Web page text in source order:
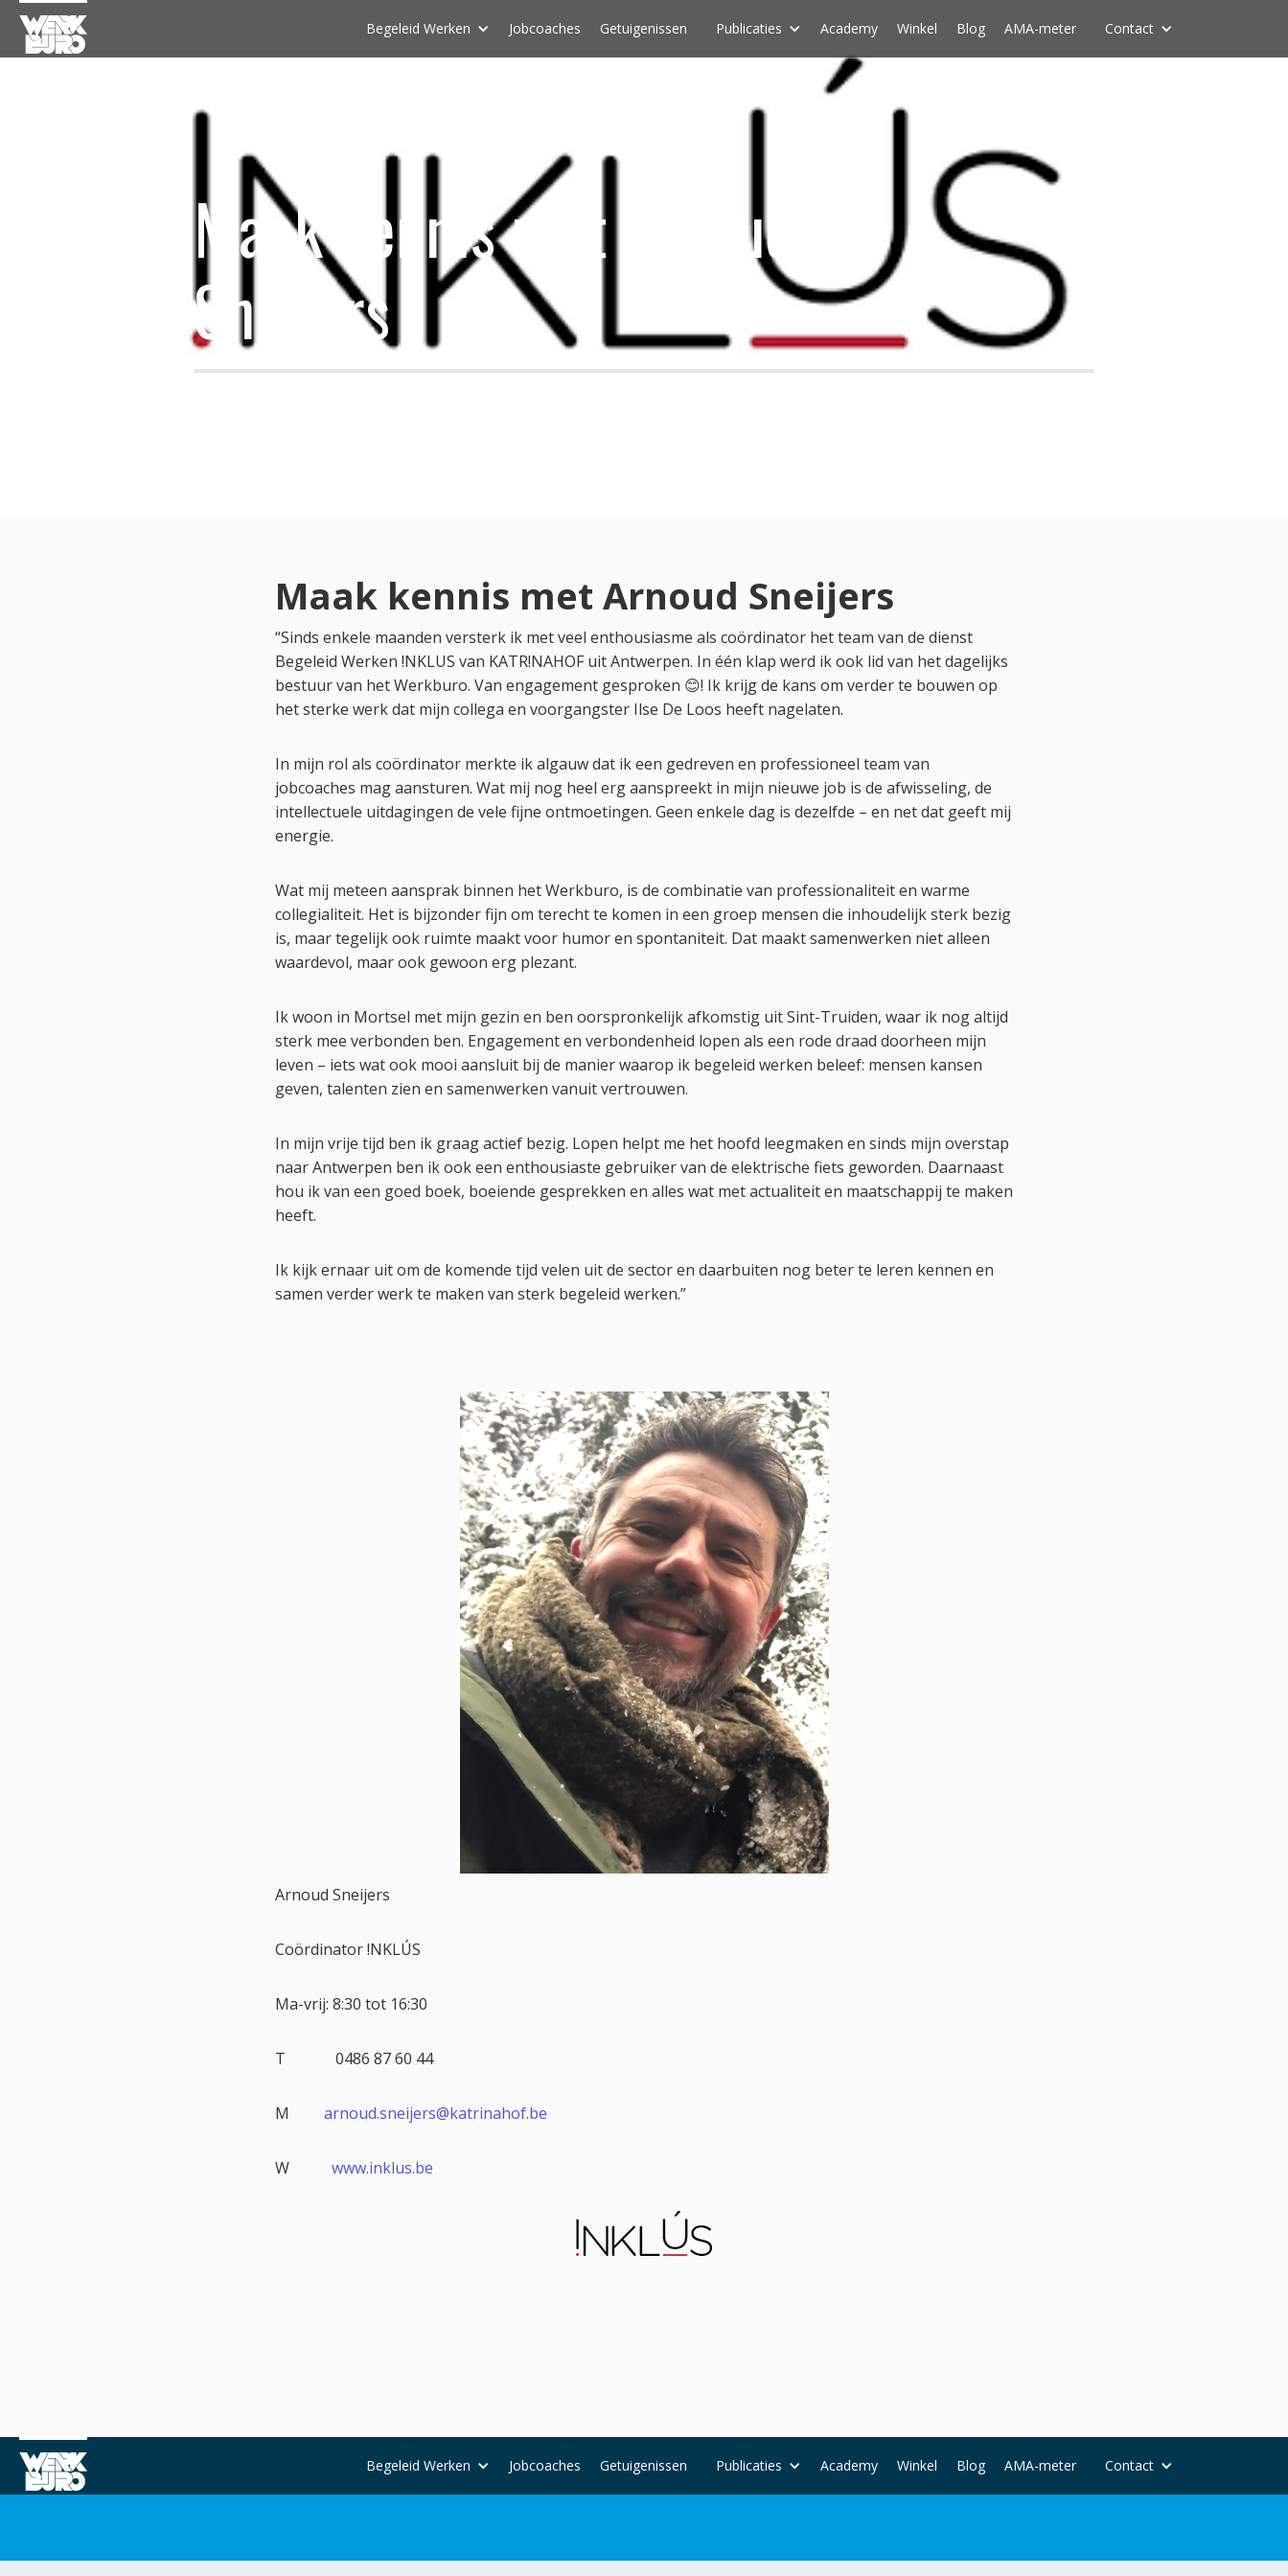
Begeleid Werken Jobcoaches Getuigenissen Publicaties Academy Winkel Blog AMA-meter Contact
Maak kennis met Arnoud
Sneijers
Maak kennis met Arnoud Sneijers
“Sinds enkele maanden versterk ik met veel enthousiasme als coördinator het team van de dienst
Begeleid Werken !NKLUS van KATR!NAHOF uit Antwerpen. In één klap werd ik ook lid van het dagelijks
bestuur van het Werkburo. Van engagement gesproken 😊! Ik krijg de kans om verder te bouwen op
het sterke werk dat mijn collega en voorgangster Ilse De Loos heeft nagelaten.
In mijn rol als coördinator merkte ik algauw dat ik een gedreven en professioneel team van
jobcoaches mag aansturen. Wat mij nog heel erg aanspreekt in mijn nieuwe job is de afwisseling, de
intellectuele uitdagingen de vele fijne ontmoetingen. Geen enkele dag is dezelfde – en net dat geeft mij
energie.
Wat mij meteen aansprak binnen het Werkburo, is de combinatie van professionaliteit en warme
collegialiteit. Het is bijzonder fijn om terecht te komen in een groep mensen die inhoudelijk sterk bezig
is, maar tegelijk ook ruimte maakt voor humor en spontaniteit. Dat maakt samenwerken niet alleen
waardevol, maar ook gewoon erg plezant.
Ik woon in Mortsel met mijn gezin en ben oorspronkelijk afkomstig uit Sint-Truiden, waar ik nog altijd
sterk mee verbonden ben. Engagement en verbondenheid lopen als een rode draad doorheen mijn
leven – iets wat ook mooi aansluit bij de manier waarop ik begeleid werken beleef: mensen kansen
geven, talenten zien en samenwerken vanuit vertrouwen.
In mijn vrije tijd ben ik graag actief bezig. Lopen helpt me het hoofd leegmaken en sinds mijn overstap
naar Antwerpen ben ik ook een enthousiaste gebruiker van de elektrische fiets geworden. Daarnaast
hou ik van een goed boek, boeiende gesprekken en alles wat met actualiteit en maatschappij te maken
heeft.
Ik kijk ernaar uit om de komende tijd velen uit de sector en daarbuiten nog beter te leren kennen en
samen verder werk te maken van sterk begeleid werken.”
Arnoud Sneijers
Coördinator !NKLÚS
Ma-vrij: 8:30 tot 16:30
T 0486 87 60 44
M arnoud.sneijers@katrinahof.be
W www.inklus.be
Begeleid Werken Jobcoaches Getuigenissen Publicaties Academy Winkel Blog AMA-meter Contact